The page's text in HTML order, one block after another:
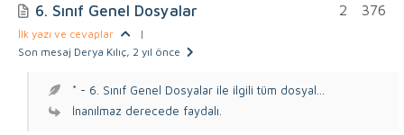
6. Sınıf Genel Dosyalar
İlk yazı ve cevaplar
|
Son mesaj Derya Kılıç, 2 yıl önce
376
2
* - 6. Sınıf Genel Dosyalar ile ilgili tüm dosyal...
İnanılmaz derecede faydalı.